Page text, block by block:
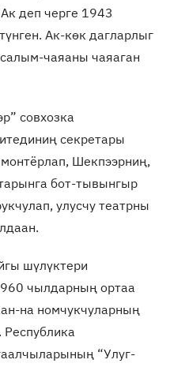
деп черге 1943
Ак-көк дагларлыг
чаяаны чаяаган
совхозка
секретары
Шекпээрниң,
бот-тывынгыр
улусчу театрны
шүлүктери
чылдарның ортаа
на номчукчуларның
“Улуг-